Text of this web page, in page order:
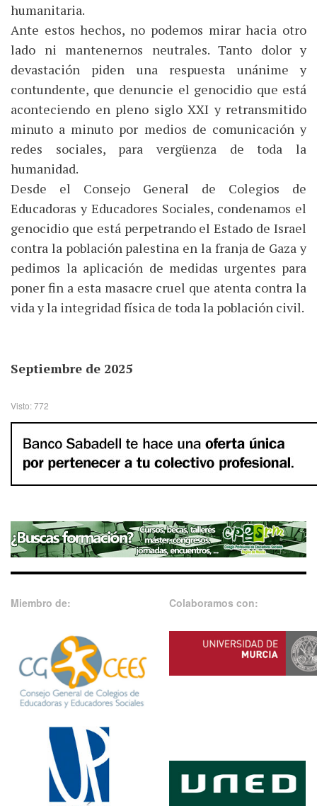
humanitaria.
Ante estos hechos, no podemos mirar hacia otro
lado ni mantenernos neutrales. Tanto dolor y
devastación piden una respuesta unánime y
contundente, que denuncie el genocidio que está
aconteciendo en pleno siglo XXI y retransmitido
minuto a minuto por medios de comunicación y
redes sociales, para vergüenza de toda la
humanidad.
Desde el Consejo General de Colegios de
Educadoras y Educadores Sociales, condenamos el
genocidio que está perpetrando el Estado de Israel
contra la población palestina en la franja de Gaza y
pedimos la aplicación de medidas urgentes para
poner fin a esta masacre cruel que atenta contra la
vida y la integridad física de toda la población civil.
Septiembre de 2025
Visto: 772
Miembro de: Colaboramos con: